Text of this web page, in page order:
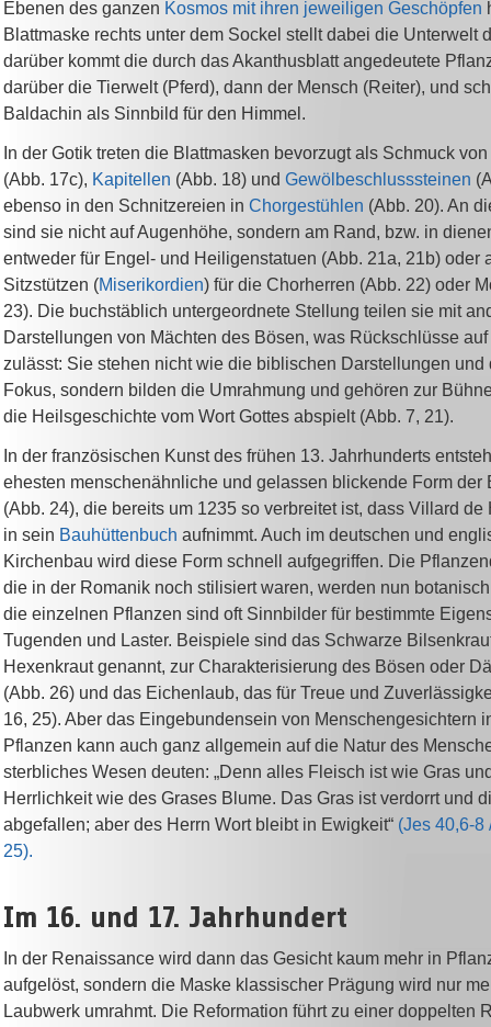
Ebenen des ganzen Kosmos mit ihren jeweiligen Geschöpfen
Blattmaske rechts unter dem Sockel stellt dabei die Unterwelt
darüber kommt die durch das Akanthusblatt angedeutete
darüber die Tierwelt (Pferd), dann der Mensch (Reiter), und
Baldachin als Sinnbild für den Himmel.
In der Gotik treten die Blattmasken bevorzugt als Schmuck von
(Abb. 17c), Kapitellen (Abb. 18) und Gewölbeschlusssteinen
ebenso in den Schnitzereien in Chorgestühlen (Abb. 20). An
sind sie nicht auf Augenhöhe, sondern am Rand, bzw. in
entweder für Engel- und Heiligenstatuen (Abb. 21a, 21b) oder
Sitzstützen (Miserikordien) für die Chorherren (Abb. 22) oder
23). Die buchstäblich untergeordnete Stellung teilen sie mit
Darstellungen von Mächten des Bösen, was Rückschlüsse
zulässt: Sie stehen nicht wie die biblischen Darstellungen
Fokus, sondern bilden die Umrahmung und gehören zur
die Heilsgeschichte vom Wort Gottes abspielt (Abb. 7, 21).
In der französischen Kunst des frühen 13. Jahrhunderts
ehesten menschenähnliche und gelassen blickende Form der
(Abb. 24), die bereits um 1235 so verbreitet ist, dass Villard de
in sein Bauhüttenbuch aufnimmt. Auch im deutschen und
Kirchenbau wird diese Form schnell aufgegriffen. Die
die in der Romanik noch stilisiert waren, werden nun
die einzelnen Pflanzen sind oft Sinnbilder für bestimmte
Tugenden und Laster. Beispiele sind das Schwarze
Hexenkraut genannt, zur Charakterisierung des Bösen oder
(Abb. 26) und das Eichenlaub, das für Treue und
16, 25). Aber das Eingebundensein von Menschengesichtern
Pflanzen kann auch ganz allgemein aufdie Natur des
sterbliches Wesen deuten: „Denn alles Fleisch ist wie Gras
Herrlichkeit wie des Grases Blume. Das Gras ist verdorrt und
abgefallen; aber des Herrn Wort bleibt in Ewigkeit“ (Jes 40,6-8
25).
Im 16. und 17. Jahrhundert
In der Renaissance wird dann das Gesicht kaum mehr in
aufgelöst, sondern die Maske klassischer Prägung wird nur
Laubwerk umrahmt. Die Reformation führt zu einer doppelten